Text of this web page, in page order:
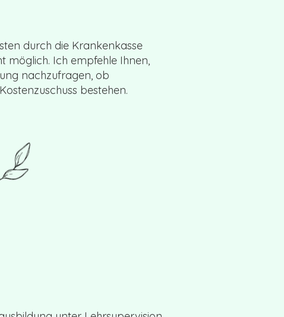
durch die Krankenkasse
möglich. Ich empfehle Ihnen,
nachzufragen, ob
bestehen.​